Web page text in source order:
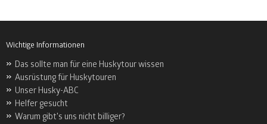
Wichtige Informationen
Das sollte man für eine Huskytour wissen
Ausrüstung für Huskytouren
Unser Husky-ABC
Helfer gesucht
Warum gibt's uns nicht billiger?